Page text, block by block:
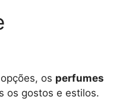
os perfumes
os gostos e estilos.